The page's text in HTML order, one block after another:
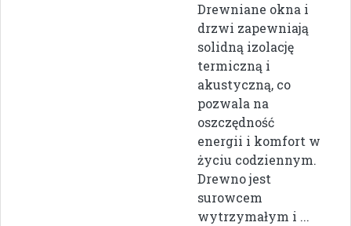
Drewniane okna i
drzwi zapewniają
solidną izolację
termiczną i
akustyczną, co
pozwala na
oszczędność
energii i komfort w
życiu codziennym.
Drewno jest
surowcem
wytrzymałym i ...